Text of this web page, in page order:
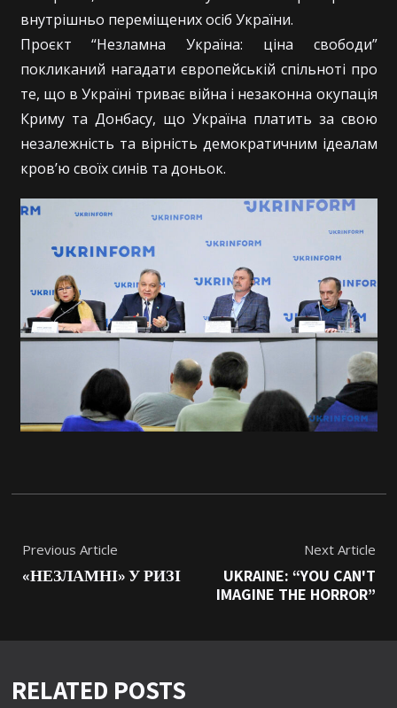
внутрішньо переміщених осіб України.
Проєкт “Незламна Україна: ціна свободи”
покликаний нагадати європейській спільноті про
те, що в Україні триває війна і незаконна окупація
Криму та Донбасу, що Україна платить за свою
незалежність та вірність демократичним ідеалам
кров’ю своїх синів та доньок.
Previous Article
«НЕЗЛАМНІ» У РИЗІ
Next Article
UKRAINE: “YOU CAN'T
IMAGINE THE HORROR”
RELATED POSTS